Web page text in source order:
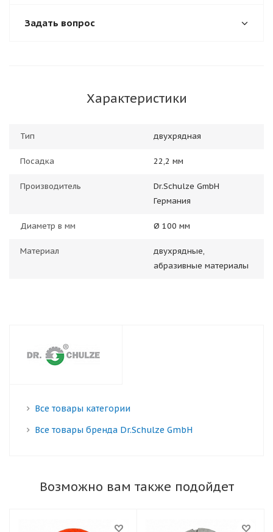
Задать вопрос
Характеристики
Тип двухрядная
Посадка 22,2 мм
Производитель
Dr.Schulze GmbH
Германия
Диаметр в мм Ø 100 мм
Материал
двухрядные,
абразивные материалы
Все товары категории
Все товары бренда Dr.Schulze GmbH
Возможно вам также подойдет